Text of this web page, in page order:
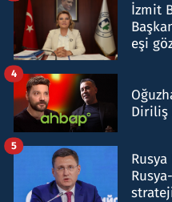
İzmit
eşi
Diriliş
4
Rusya
5